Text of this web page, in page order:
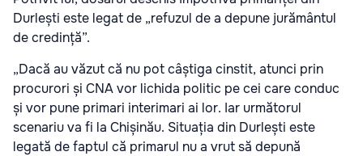
Durlești este legat de „refuzul de a depune jurământul
de credință”.
„Dacă au văzut că nu pot câștiga cinstit, atunci prin
procurori și CNA vor lichida politic pe cei care conduc
și vor pune primari interimari ai lor. Iar următorul
scenariu va fi la Chișinău. Situația din Durlești este
legată de faptul că primarul nu a vrut să depună